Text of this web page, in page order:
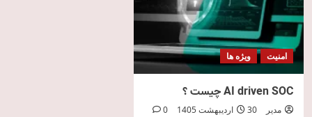
امنیت ویژه ها
AI driven SOC چیست ؟
مدیر 30 اردیبهشت 1405 0